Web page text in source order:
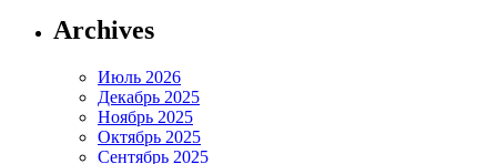
Archives
Июль 2026
Декабрь 2025
Ноябрь 2025
Октябрь 2025
Сентябрь 2025